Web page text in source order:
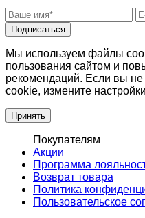
Подписаться
Мы используем файлы
пользования сайтом и
рекомендаций. Если вы
cookie, измените
Принять
Покупателям
Акции
Программа
Возврат товара
Политика
Пользовательское